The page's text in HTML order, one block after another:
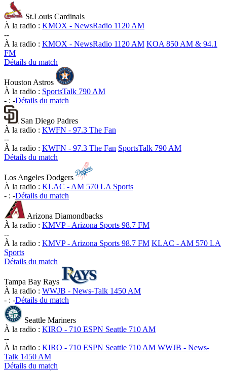
St.Louis Cardinals
À la radio : KMOX - NewsRadio 1120 AM
--
À la radio : KMOX - NewsRadio 1120 AM KOA 850 AM & 94.1
FM
Détails du match
Houston Astros
À la radio : SportsTalk 790 AM
- : -Détails du match
San Diego Padres
À la radio : KWFN - 97.3 The Fan
--
À la radio : KWFN - 97.3 The Fan SportsTalk 790 AM
Détails du match
Los Angeles Dodgers
À la radio : KLAC - AM 570 LA Sports
- : -Détails du match
Arizona Diamondbacks
À la radio : KMVP - Arizona Sports 98.7 FM
--
À la radio : KMVP - Arizona Sports 98.7 FM KLAC - AM 570 LA
Sports
Détails du match
Tampa Bay Rays
À la radio : WWJB - News-Talk 1450 AM
- : -Détails du match
Seattle Mariners
À la radio : KIRO - 710 ESPN Seattle 710 AM
--
À la radio : KIRO - 710 ESPN Seattle 710 AM WWJB - News-
Talk 1450 AM
Détails du match